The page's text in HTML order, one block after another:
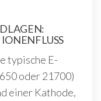
typische E-
oder 21700)
einer Kathode,